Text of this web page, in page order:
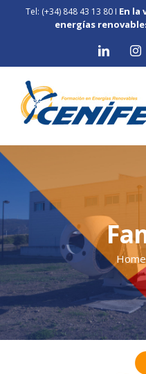
Tel: (+34) 848 43 13 80I En la
energías
LinkedIn
Home